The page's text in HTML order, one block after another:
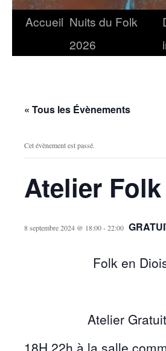
Accueil Nuits du Folk
2026
« Tous les Évènements
Cet évènement est passé.
Atelier
8 septembre 2024 @ 18:00-22:00
Folk en
Atelier
18H 22h à la salle